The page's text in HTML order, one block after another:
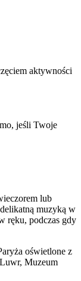
aktywności
jeśli Twoje
lub
muzyką w
ręku, podczas gdy
oświetlone z
Muzeum